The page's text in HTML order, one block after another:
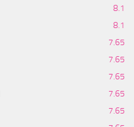
8.1
8.1
7.65
7.65
7.65
7.65
7.65